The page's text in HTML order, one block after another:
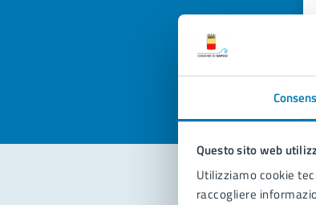
Questo sito web
Utilizziamo cookie
raccogliere